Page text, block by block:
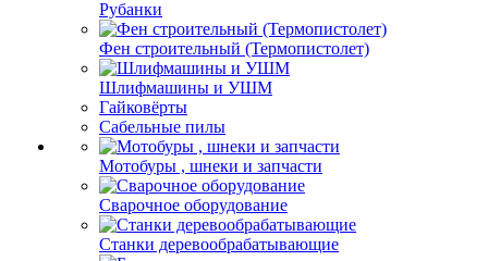
Рубанки
Фен строительный (Термопистолет)
Шлифмашины и УШМ
Гайковёрты
Сабельные пилы
Мотобуры , шнеки и запчасти
Сварочное оборудование
Станки деревообрабатывающие